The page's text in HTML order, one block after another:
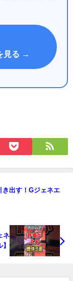
見る →
き出す！Gジェネエ
ネ